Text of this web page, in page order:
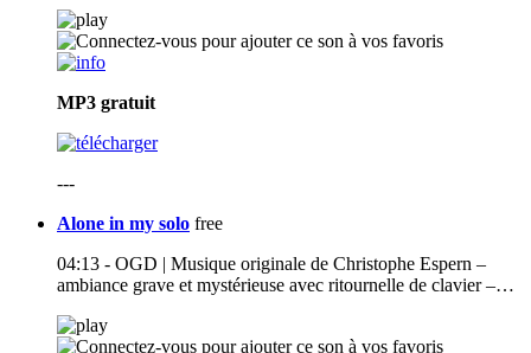
MP3 gratuit
---
Alone in my solo free
04:13 - OGD | Musique originale de Christophe Espern –
ambiance grave et mystérieuse avec ritournelle de clavier –…